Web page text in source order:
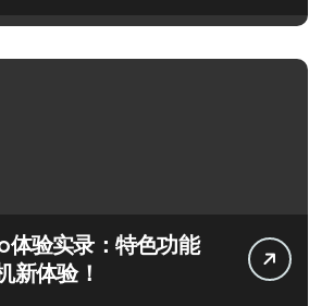
体验实录：特色功能
新体验！